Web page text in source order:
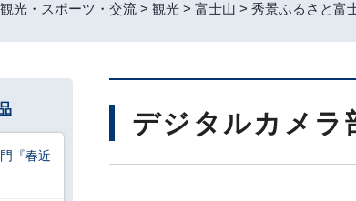
観光・スポーツ・交流 > 観光 > 富士山 > 秀景ふるさと富
デジタルカメラ
『春近